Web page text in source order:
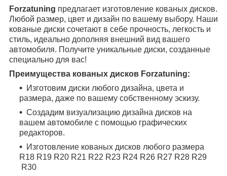
Forzatuning предлагает изготовление кованых дисков.
Любой размер, цвет и дизайн по вашему выбору. Наши
кованые диски сочетают в себе прочность, легкость и
стиль, идеально дополняя внешний вид вашего
автомобиля. Получите уникальные диски, созданные
специально для вас!
Преимущества кованых дисков Forzatuning:
Изготовим диски любого дизайна, цвета и
размера, даже по вашему собственному эскизу.
Создадим визуализацию дизайна дисков на
вашем автомобиле с помощью графических
редакторов.
Изготовление кованых дисков любого размера
R18 R19 R20 R21 R22 R23 R24 R26 R27 R28 R29
R30